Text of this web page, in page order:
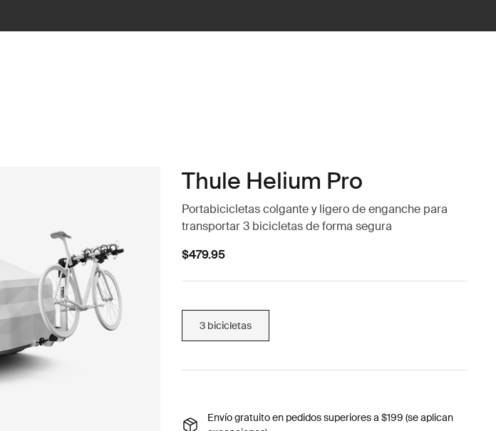
Thule Helium Pro
Portabicicletas colgante y ligero de enganche para
transportar 3 bicicletas de forma segura
$479.95
3 bicicletas
Envío gratuito en pedidos superiores a $199 (se aplican